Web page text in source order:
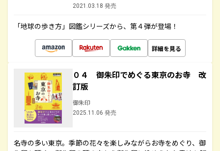
2021.03.18 発売
「地球の歩き方」図鑑シリーズから、第４弾が登場！
詳細を見る
０４ 御朱印でめぐる東京のお寺 改
訂版
御朱印
2025.11.06 発売
名寺の多い東京。季節の花々を楽しみながらお寺をめぐり、御